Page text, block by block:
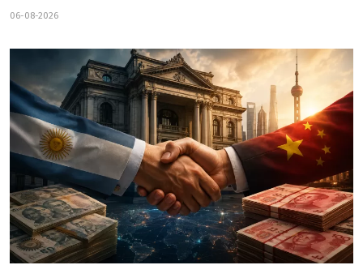
06-08-2026